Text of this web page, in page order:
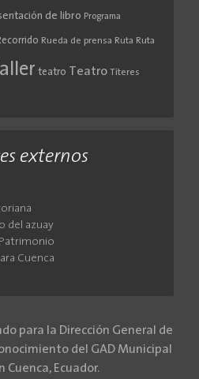
de libro Programa
Rueda de prensa Ruta Ruta
teatro Teatro Títeres
externos
del azuay
Cuenca
para la Dirección General de
del GAD Municipal
Cuenca, Ecuador.